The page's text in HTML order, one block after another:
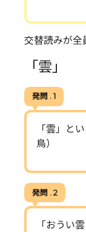
交替読みが全
「雲」
発問 . 1
「雲」と
鳥）
発問 . 2
「おうい